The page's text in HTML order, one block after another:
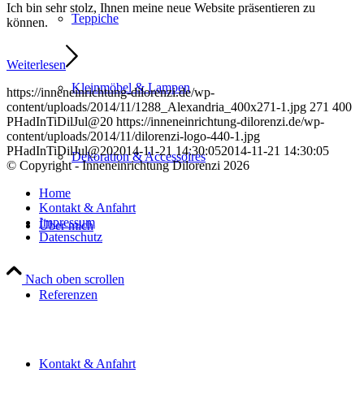
Teppiche
Kleinmöbel & Lampen
Dekoration & Accessoires
Über mich
Referenzen
Kontakt & Anfahrt
Ich bin sehr stolz, Ihnen meine neue Website präsentieren zu
können.
Weiterlesen
https://inneneinrichtung-dilorenzi.de/wp-
content/uploads/2014/11/1288_Alexandria_400x271-1.jpg 271 400
PHadInTiDilJul@20 https://inneneinrichtung-dilorenzi.de/wp-
content/uploads/2014/11/dilorenzi-logo-440-1.jpg
PHadInTiDilJul@202014-11-21 14:30:052014-11-21 14:30:05
© Copyright - Inneneinrichtung Dilorenzi 2026
Home
Kontakt & Anfahrt
Impressum
Datenschutz
Nach oben scrollen